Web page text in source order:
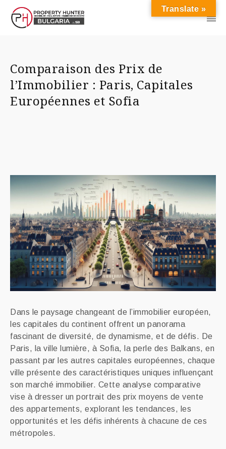
Comparaison des Prix de
l’Immobilier : Paris, Capitales
Européennes et Sofia
Dans le paysage changeant de l’immobilier européen,
les capitales du continent offrent un panorama
fascinant de diversité, de dynamisme, et de défis. De
Paris, la ville lumière, à Sofia, la perle des Balkans, en
passant par les autres capitales européennes, chaque
ville présente des caractéristiques uniques influençant
son marché immobilier. Cette analyse comparative
vise à dresser un portrait des prix moyens de vente
des appartements, explorant les tendances, les
opportunités et les défis inhérents à chacune de ces
métropoles.
Translate »